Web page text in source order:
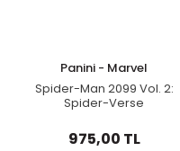
Panini - Marvel
Spider-Man 2099 Vol. 2:
Spider-Verse
975,00 TL